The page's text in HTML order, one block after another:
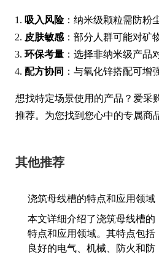
吸入风险：纳米级颗粒需防粉
皮肤敏感 ：部分人群可能对矿
环保考量 ：选择非纳米级产品
配方协同 ：与氧化锌搭配可增
想找特定场景使用的产品？爱采
推荐。为您找到您心中的专属商
其他推荐
浇筑母线槽的特点和应用领域
本文详细介绍了浇筑母线槽的
特点和应用领域。其特点包括
良好的电气、机械、防火和防